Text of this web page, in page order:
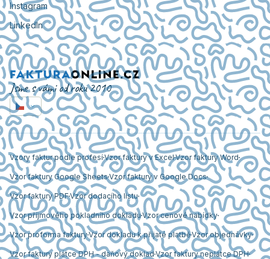
Instagram
LinkedIn
Jsme s vámi od roku 2010
Vzory faktur podle profesíVzor faktury v ExcelVzor faktury Word
Vzor faktury Google SheetsVzor faktury v Google Docs
Vzor faktury PDFVzor dodacího listu
Vzor příjmového pokladního dokladuVzor cenové nabídky
Vzor proforma fakturyVzor dokladu k přijaté platběVzor objednávky
Vzor faktury plátce DPH - daňový dokladVzor faktury neplátce DPH